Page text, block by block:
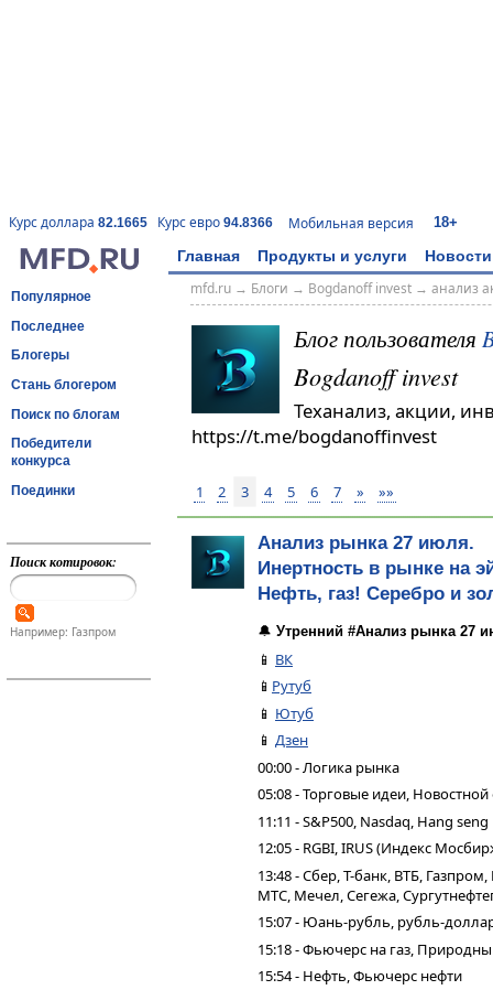
Курс доллара 82.1665 Курс евро 94.8366 Мобильная версия 18+
Главная Продукты и услуги Новости
Популярное
Последнее
Блогеры
Стань блогером
Поиск по блогам
Победители
конкурса
Поединки
Поиск котировок:
Например: Газпром
mfd.ru→ Блоги → Bogdanoff invest→ анализ
Блог пользователя
Bogdanoff invest
Теханализ, акции,
https://t.me/bogdanoffinvest
1 2 3 4 5 6 7 » »»
Анализ рынка 27 июля.
Инертность в рынке на
Нефть, газ! Серебро и
🔔 Утренний #Анализ рынка 27
📱 ВК
📱 Рутуб
📱 Ютуб
📱 Дзен
00:00 - Логика рынка
05:08 - Торговые идеи,
11:11 - S&P500, Nasdaq, Hang seng
12:05 - RGBI, IRUS (Индекс
13:48 - Сбер, Т-банк, ВТБ,
МТС, Мечел, Сегежа,
15:07 - Юань-рубль, рубль-
15:18 - Фьючерс на газ,
15:54 - Нефть, Фьючерс нефти